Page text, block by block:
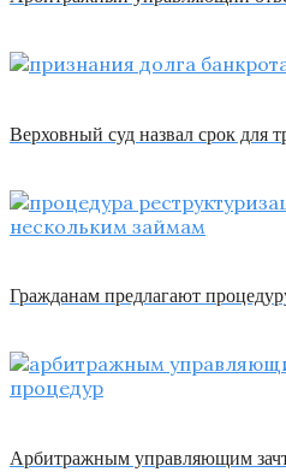
Верховный суд назвал срок для
Гражданам предлагают
Арбитражным управляющим